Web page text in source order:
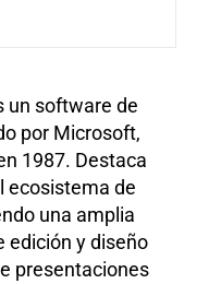
un software de
por Microsoft,
1987. Destaca
ecosistema de
una amplia
edición y diseño
presentaciones